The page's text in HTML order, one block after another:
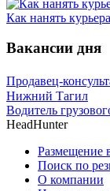
Как нанять
Вакансии дня
Продавец-
Нижний Тагил
Водитель
HeadHunter
Размещение
Поиск по
О компании